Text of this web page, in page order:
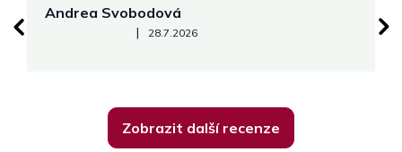
Andrea Svobodová
Hodnocení obchodu je 5 z 5 hvězdiček.
| 28.7.2026
Zobrazit další recenze